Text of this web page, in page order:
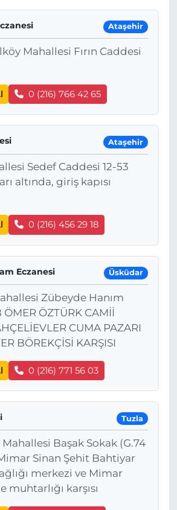
Ataşehir
Mahallesi Fırın Caddesi
0 (216) 766 42 65
Ataşehir
Sedef Caddesi 12-53
altında, giriş kapısı
0 (216) 456 29 18
Eczanesi Üsküdar
Zübeyde Hanım
ÖZTÜRK CAMİİ
CUMA PAZARI
BÖREKÇİSİ KARŞISI
0 (216) 771 56 03
Tuzla
Başak Sokak (G.74
Sinan Şehit Bahtiyar
merkezi ve Mimar
muhtarlığı karşısı